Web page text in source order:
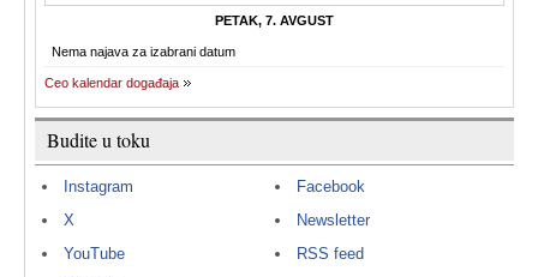
PETAK, 7. AVGUST
Nema najava za izabrani datum
Ceo kalendar događaja
Budite u toku
Instagram
X
YouTube
Facebook
Newsletter
RSS feed